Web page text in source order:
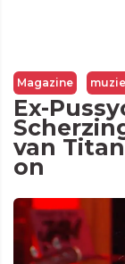
Magazine
Ex-
van
on